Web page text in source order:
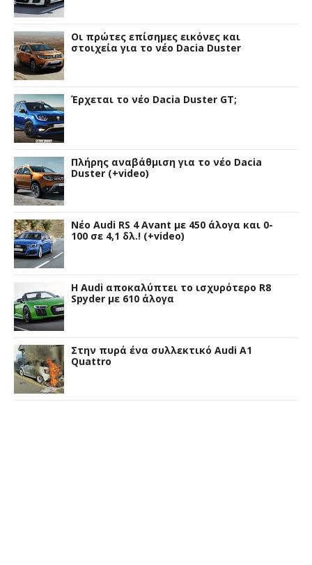
Οι πρώτες επίσημες εικόνες και
στοιχεία για το νέο Dacia Duster
Έρχεται το νέο Dacia Duster GT;
Πλήρης αναβάθμιση για το νέο Dacia
Duster (+video)
Νέο Audi RS 4 Avant με 450 άλογα και 0-
100 σε 4,1 δλ.! (+video)
Η Audi αποκαλύπτει το ισχυρότερο R8
Spyder με 610 άλογα
Στην πυρά ένα συλλεκτικό Audi A1
Quattro